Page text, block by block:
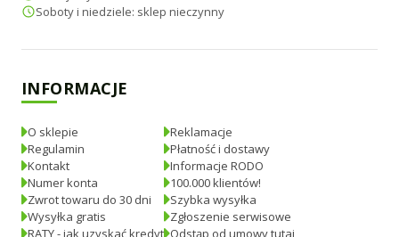
Soboty i niedziele: sklep nieczynny
INFORMACJE
O sklepie
Regulamin
Kontakt
Numer konta
Zwrot towaru do 30 dni
Wysyłka gratis
RATY - jak uzyskać kredyt
Reklamacje
Płatność i dostawy
Informacje RODO
100.000 klientów!
Szybka wysyłka
Zgłoszenie serwisowe
Odstąp od umowy tutaj